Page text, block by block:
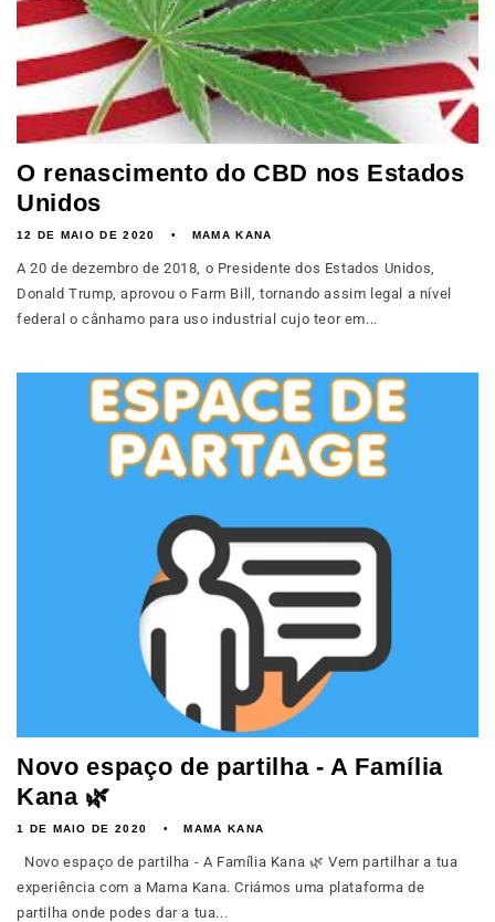
O renascimento do CBD nos Estados
Unidos
12 DE MAIO DE 2020 MAMA KANA
A 20 de dezembro de 2018, o Presidente dos Estados Unidos,
Donald Trump, aprovou o Farm Bill, tornando assim legal a nível
federal o cânhamo para uso industrial cujo teor em...
Novo espaço de partilha - A Família
Kana 🌿
1 DE MAIO DE 2020 MAMA KANA
Novo espaço de partilha - A Família Kana 🌿 Vem partilhar a tua
experiência com a Mama Kana. Criámos uma plataforma de
partilha onde podes dar a tua...